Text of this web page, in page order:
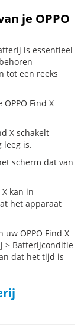
je OPPO
is essentieel
tot een reeks
Find X
X schakelt
leeg is.
scherm dat van
kan in
het apparaat
OPPO Find X
> Batterijconditie
dat het tijd is